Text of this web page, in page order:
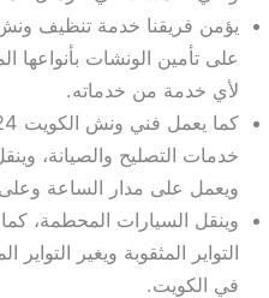
يؤمن فريقنا خدمة تنظيف
على تأمين الونشات بأنواعها
لأي خدمة من خدماته.
خدمات التصليح والصيانة،
ويعمل على مدار الساعة وعلى
وينقل السيارات المحطمة،
التواير المثقوبة ويغير
في الكويت.